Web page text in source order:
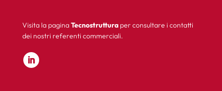
Visita la paginaTecnostrutturaper consultare i contatti
dei nostri referenti commerciali.